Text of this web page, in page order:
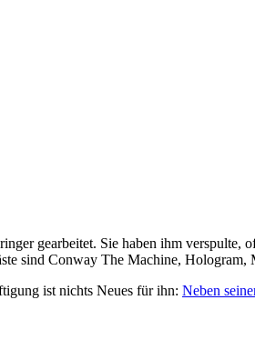
gearbeitet. Sie haben ihm verspulte,
sind Conway The Machine,
ist nichts Neues für ihn: Neben